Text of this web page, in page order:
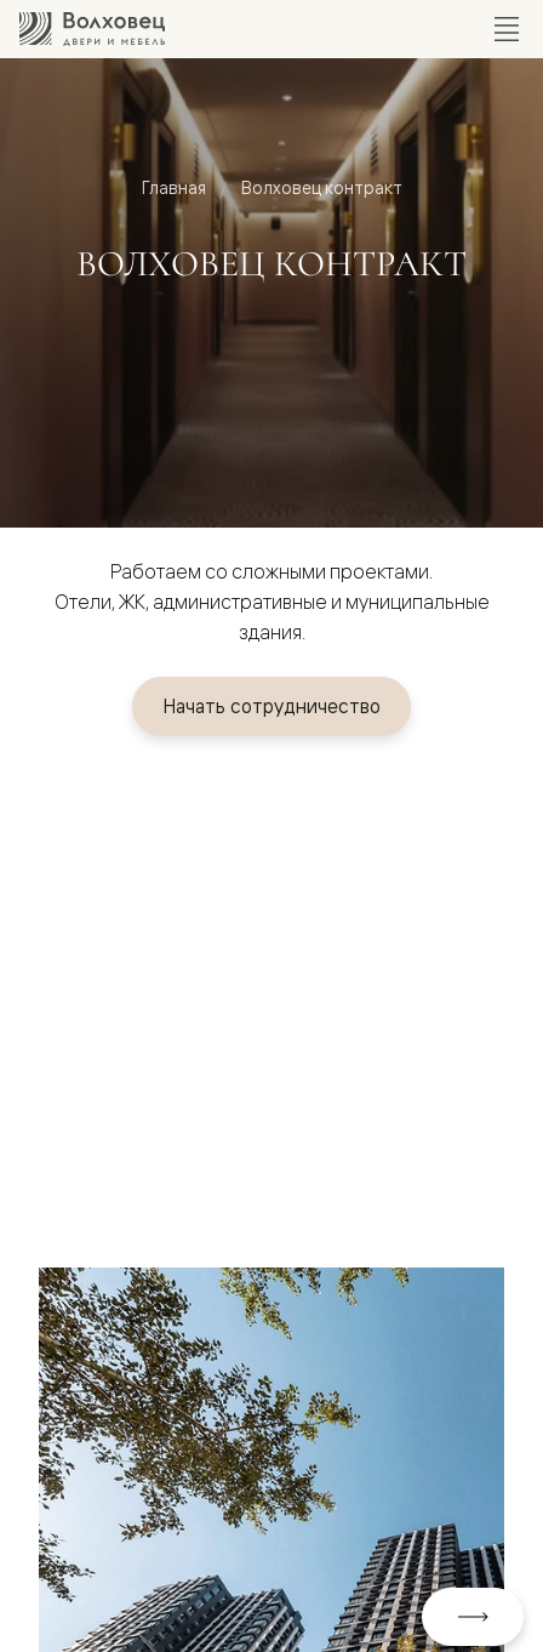
Главная Волховец контракт
ВОЛХОВЕЦ КОНТРАКТ
Работаем со сложными проектами.
Отели, ЖК, административные и муниципальные
здания.
Начать сотрудничество